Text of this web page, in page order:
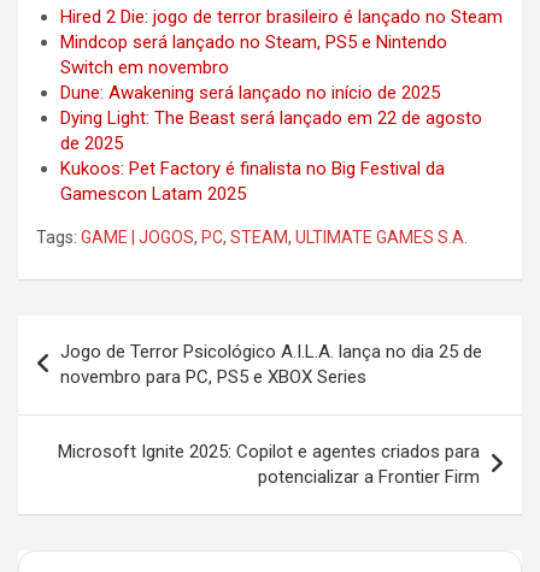
Hired 2 Die: jogo de terror brasileiro é lançado no Steam
Mindcop será lançado no Steam, PS5 e Nintendo
Switch em novembro
Dune: Awakening será lançado no início de 2025
Dying Light: The Beast será lançado em 22 de agosto
de 2025
Kukoos: Pet Factory é finalista no Big Festival da
Gamescon Latam 2025
Tags: GAME | JOGOS, PC, STEAM, ULTIMATE GAMES S.A.
navigation
Jogo de Terror Psicológico A.I.L.A. lança no dia 25 de
novembro para PC, PS5 e XBOX Series
Microsoft Ignite 2025: Copilot e agentes criados para
potencializar a Frontier Firm